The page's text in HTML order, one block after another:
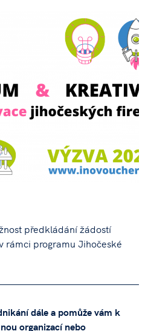
předkládání žádostí
rámci programu Jihočeské
dále a pomůže vám k
organizací nebo